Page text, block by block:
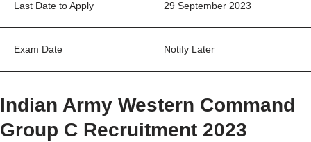
Last Date to Apply 29 September 2023
Exam Date Notify Later
Indian Army Western Command
Group C Recruitment 2023